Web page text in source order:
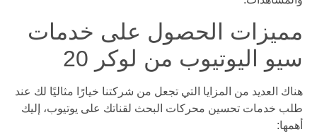
مميزات الحصول على خدمات
سيو اليوتيوب من لوكر 20
هناك العديد من المزايا التي تجعل من شركتنا خيارًا مثاليًا لك عند
طلب خدمات تحسين محركات البحث لقناتك على يوتيوب، إليك
أهمها: